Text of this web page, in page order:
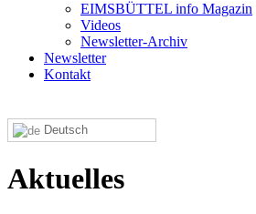
EIMSBÜTTEL info Magazin
Videos
Newsletter-Archiv
Newsletter
Kontakt
Deutsch
Aktuelles